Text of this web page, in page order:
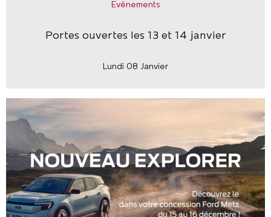
Evénements
Portes ouvertes les 13 et 14 janvier
Lundi 08 Janvier